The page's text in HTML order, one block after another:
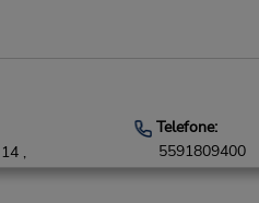
,
Telefone:
5591809400